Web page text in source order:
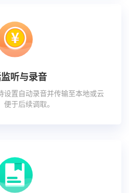
听与录音
设置自动录音并传输至本地或云
便于后续调取。